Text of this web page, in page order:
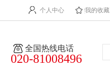
个人中心 我的收藏
全国热线电话
020-81008496